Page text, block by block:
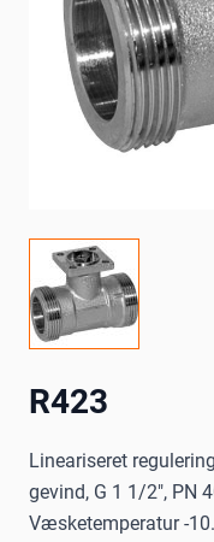
R423
Lineariseret
gevind, G 1 1/2", PN
Væsketemperatur -